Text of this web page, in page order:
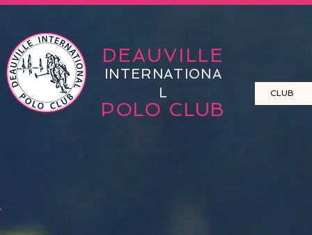
DEAUVILLE
INTERNATIONA
L
POLO CLUB
CLUB